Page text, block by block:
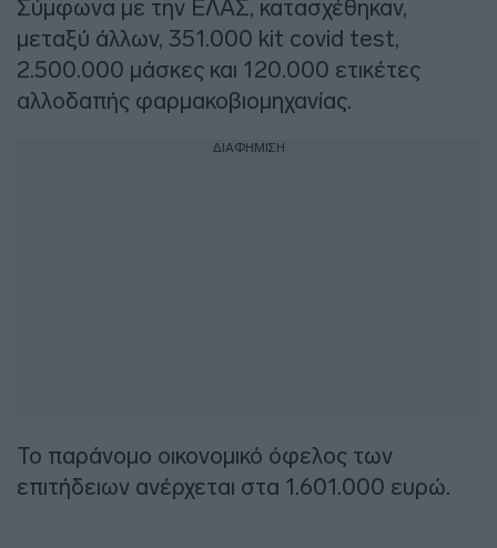
Σύμφωνα με την ΕΛΑΣ, κατασχέθηκαν,
μεταξύ άλλων, 351.000 kit covid test,
2.500.000 μάσκες και 120.000 ετικέτες
αλλοδαπής φαρμακοβιομηχανίας.
ΔΙΑΦΗΜΙΣΗ
Το παράνομο οικονομικό όφελος των
επιτήδειων ανέρχεται στα 1.601.000 ευρώ.